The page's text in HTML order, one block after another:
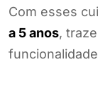
Com esses
a 5 anos,